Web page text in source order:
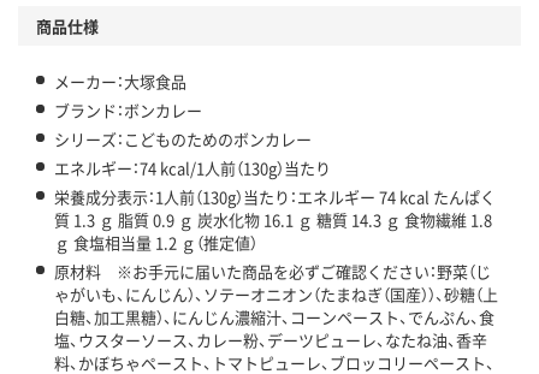
商品仕様
メーカー：大塚食品
ブランド：ボンカレー
シリーズ：こどものためのボンカレー
エネルギー：74 kcal/1人前（130g）当たり
栄養成分表示：1人前（130g）当たり：エネルギー 74 kcal たんぱく
質 1.3 ｇ 脂質 0.9 ｇ 炭水化物 16.1 ｇ 糖質 14.3 ｇ 食物繊維 1.8
ｇ 食塩相当量 1.2 ｇ（推定値）
原材料 ※お手元に届いた商品を必ずご確認ください：野菜（じ
ゃがいも、にんじん）、ソテーオニオン（たまねぎ（国産））、砂糖（上
白糖、加工黒糖）、にんじん濃縮汁、コーンペースト、でんぷん、食
塩、ウスターソース、カレー粉、デーツピューレ、なたね油、香辛
料、かぼちゃペースト、トマトピューレ、ブロッコリーペースト、